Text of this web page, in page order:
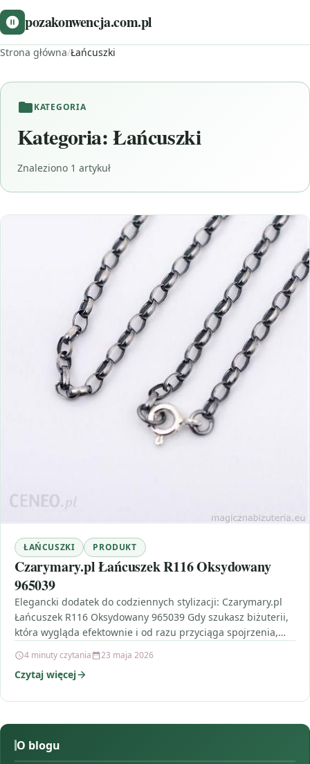
pozakonwencja.com.pl
Strona główna/Łańcuszki
KATEGORIA
Kategoria:Łańcuszki
Znaleziono 1 artykuł
ŁAŃCUSZKI PRODUKT
Czarymary.pl Łańcuszek R116 Oksydowany
965039
Elegancki dodatek do codziennych stylizacji: Czarymary.pl
Łańcuszek R116 Oksydowany 965039 Gdy szukasz biżuterii,
która wygląda efektownie i od razu przyciąga spojrzenia,
4 minuty czytania 23 maja 2026
Czytaj więcej
O blogu